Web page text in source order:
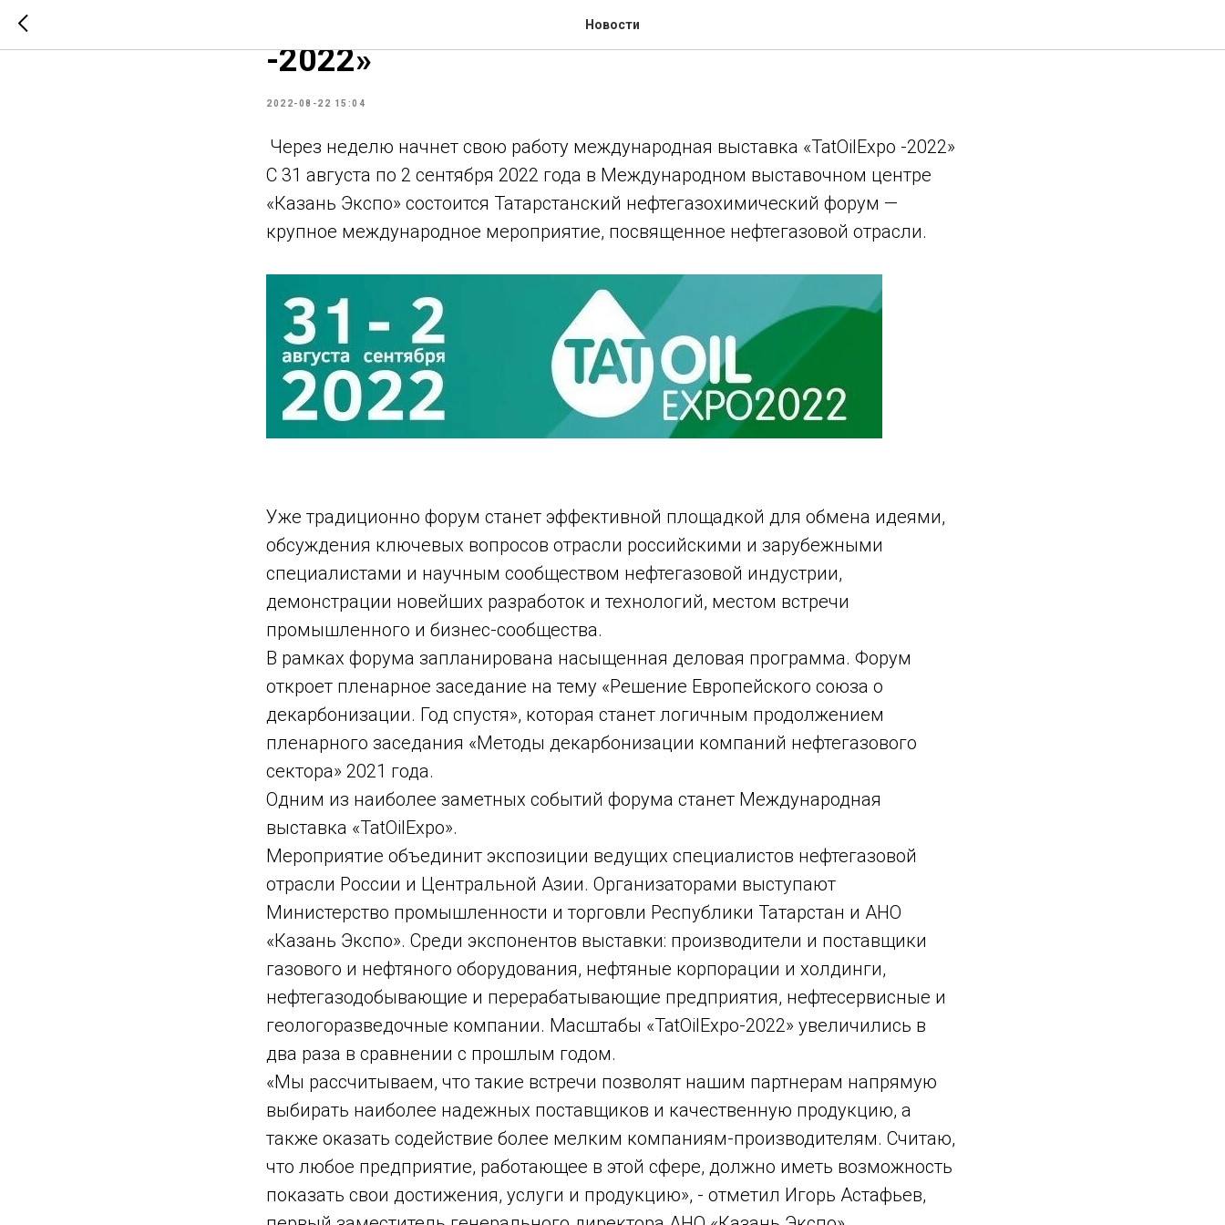
Новости
Международная выставка «TatOilExpo
-2022»
2022-08-22 15:04
Через неделю начнет свою работу международная выставка «TatOilExpo -2022»
С 31 августа по 2 сентября 2022 года в Международном выставочном центре
«Казань Экспо» состоится Татарстанский нефтегазохимический форум —
крупное международное мероприятие, посвященное нефтегазовой отрасли.
Уже традиционно форум станет эффективной площадкой для обмена идеями,
обсуждения ключевых вопросов отрасли российскими и зарубежными
специалистами и научным сообществом нефтегазовой индустрии,
демонстрации новейших разработок и технологий, местом встречи
промышленного и бизнес-сообщества.
В рамках форума запланирована насыщенная деловая программа. Форум
откроет пленарное заседание на тему «Решение Европейского союза о
декарбонизации. Год спустя», которая станет логичным продолжением
пленарного заседания «Методы декарбонизации компаний нефтегазового
сектора» 2021 года.
Одним из наиболее заметных событий форума станет Международная
выставка «TatOilExpo».
Мероприятие объединит экспозиции ведущих специалистов нефтегазовой
отрасли России и Центральной Азии. Организаторами выступают
Министерство промышленности и торговли Республики Татарстан и АНО
«Казань Экспо». Среди экспонентов выставки: производители и поставщики
газового и нефтяного оборудования, нефтяные корпорации и холдинги,
нефтегазодобывающие и перерабатывающие предприятия, нефтесервисные и
геологоразведочные компании. Масштабы «TatOilExpo-2022» увеличились в
два раза в сравнении с прошлым годом.
«Мы рассчитываем, что такие встречи позволят нашим партнерам напрямую
выбирать наиболее надежных поставщиков и качественную продукцию, а
также оказать содействие более мелким компаниям-производителям. Считаю,
что любое предприятие, работающее в этой сфере, должно иметь возможность
показать свои достижения, услуги и продукцию», - отметил Игорь Астафьев,